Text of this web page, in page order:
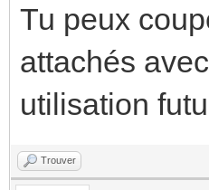
Tu peux
attachés
utilisation
Trouver